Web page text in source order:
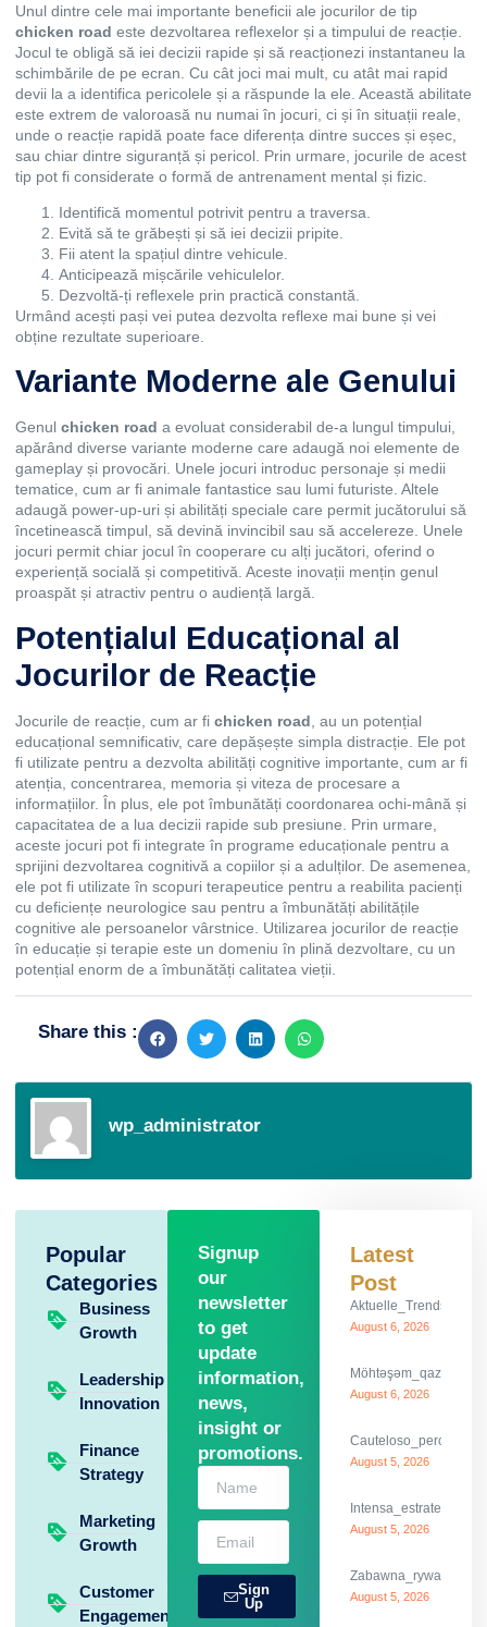
Unul dintre cele mai importante beneficii ale jocurilor de tip
chicken road este dezvoltarea reflexelor și a timpului de reacție.
Jocul te obligă să iei decizii rapide și să reacționezi instantaneu la
schimbările de pe ecran. Cu cât joci mai mult, cu atât mai rapid
devii la a identifica pericolele și a răspunde la ele. Această abilitate
este extrem de valoroasă nu numai în jocuri, ci și în situații reale,
unde o reacție rapidă poate face diferența dintre succes și eșec,
sau chiar dintre siguranță și pericol. Prin urmare, jocurile de acest
tip pot fi considerate o formă de antrenament mental și fizic.
Identifică momentul potrivit pentru a traversa.
Evită să te grăbești și să iei decizii pripite.
Fii atent la spațiul dintre vehicule.
Anticipează mișcările vehiculelor.
Dezvoltă-ți reflexele prin practică constantă.
Urmând acești pași vei putea dezvolta reflexe mai bune și vei
obține rezultate superioare.
Variante Moderne ale Genului
Genul chicken road a evoluat considerabil de-a lungul timpului,
apărând diverse variante moderne care adaugă noi elemente de
gameplay și provocări. Unele jocuri introduc personaje și medii
tematice, cum ar fi animale fantastice sau lumi futuriste. Altele
adaugă power-up-uri și abilități speciale care permit jucătorului să
încetinească timpul, să devină invincibil sau să accelereze. Unele
jocuri permit chiar jocul în cooperare cu alți jucători, oferind o
experiență socială și competitivă. Aceste inovații mențin genul
proaspăt și atractiv pentru o audiență largă.
Potențialul Educațional al
Jocurilor de Reacție
Jocurile de reacție, cum ar fi chicken road , au un potențial
educațional semnificativ, care depășește simpla distracție. Ele pot
fi utilizate pentru a dezvolta abilități cognitive importante, cum ar fi
atenția, concentrarea, memoria și viteza de procesare a
informațiilor. În plus, ele pot îmbunătăți coordonarea ochi-mână și
capacitatea de a lua decizii rapide sub presiune. Prin urmare,
aceste jocuri pot fi integrate în programe educaționale pentru a
sprijini dezvoltarea cognitivă a copiilor și a adulților. De asemenea,
ele pot fi utilizate în scopuri terapeutice pentru a reabilita pacienți
cu deficiențe neurologice sau pentru a îmbunătăți abilitățile
cognitive ale persoanelor vârstnice. Utilizarea jocurilor de reacție
în educație și terapie este un domeniu în plină dezvoltare, cu un
potențial enorm de a îmbunătăți calitatea vieții.
Share this :
wp_administrator
Popular
Categories
Business
Growth
Leadership
Innovation
Finance
Strategy
Marketing
Growth
Customer
Engagement
Signup
our
newsletter
to get
update
information,
news,
insight or
promotions.
Sign
Up
Latest
Post
August 6, 2026
August 6, 2026
August 5, 2026
August 5, 2026
August 5, 2026